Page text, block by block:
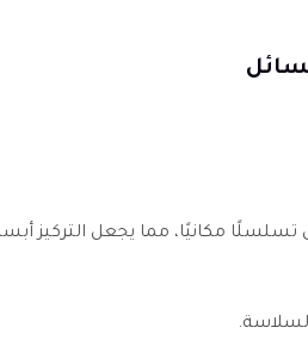
مكانيًا، مما يجعل التركيز